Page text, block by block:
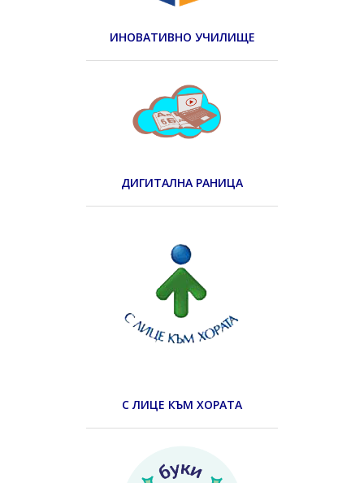
ИНОВАТИВНО УЧИЛИЩЕ
ДИГИТАЛНА РАНИЦА
С ЛИЦЕ КЪМ ХОРАТА